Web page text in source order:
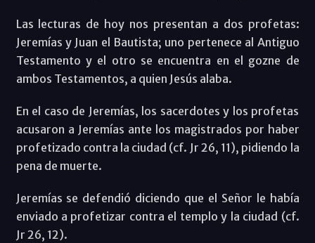
Las lecturas de hoy nos presentan a dos profetas:
Jeremías y Juan el Bautista; uno pertenece al Antiguo
Testamento y el otro se encuentra en el gozne de
ambos Testamentos, a quien Jesús alaba.
En el caso de Jeremías, los sacerdotes y los profetas
acusaron a Jeremías ante los magistrados por haber
profetizado contra la ciudad (cf. Jr 26, 11), pidiendo la
pena de muerte.
Jeremías se defendió diciendo que el Señor le había
enviado a profetizar contra el templo y la ciudad (cf.
Jr 26, 12).